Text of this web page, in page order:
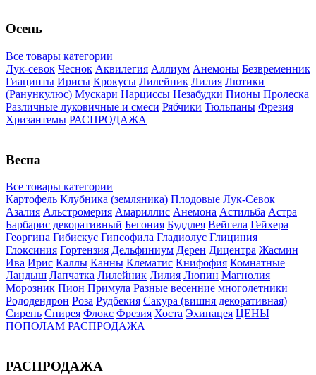
Осень
Все товары категории
Лук-севок Чеснок Аквилегия Аллиум Анемоны Безвременник
Гиацинты Ирисы Крокусы Лилейник Лилия Лютики
(Ранункулюс) Мускари Нарцисcы Незабудки Пионы Пролеска
Различные луковичные и смеси Рябчики Тюльпаны Фрезия
Хризантемы РАСПРОДАЖА
Весна
Все товары категории
Картофель Клубника (земляника) Плодовые Лук-Севок
Азалия Альстромерия Амариллис Анемона Астильба Астра
Барбарис декоративный Бегония Буддлея Вейгела Гейхера
Георгина Гибискус Гипсофила Гладиолус Глициния
Глоксиния Гортензия Дельфиниум Дерен Дицентра Жасмин
Ива Ирис Каллы Канны Клематис Книфофия Комнатные
Ландыш Лапчатка Лилейник Лилия Люпин Магнолия
Морозник Пион Примула Разные весенние многолетники
Рододендрон Роза Рудбекия Сакура (вишня декоративная)
Сирень Спирея Флокс Фрезия Хоста Эхинацея ЦЕНЫ
ПОПОЛАМ РАСПРОДАЖА
РАСПРОДАЖА